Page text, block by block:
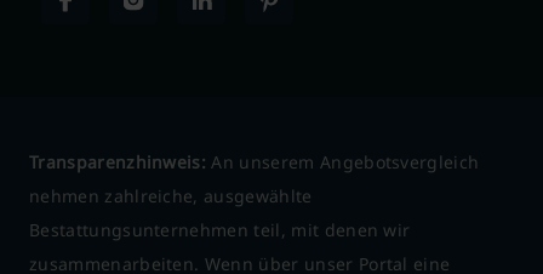
Transparenzhinweis: An unserem Angebotsvergleich
nehmen zahlreiche, ausgewählte
Bestattungsunternehmen teil, mit denen wir
zusammenarbeiten. Wenn über unser Portal eine